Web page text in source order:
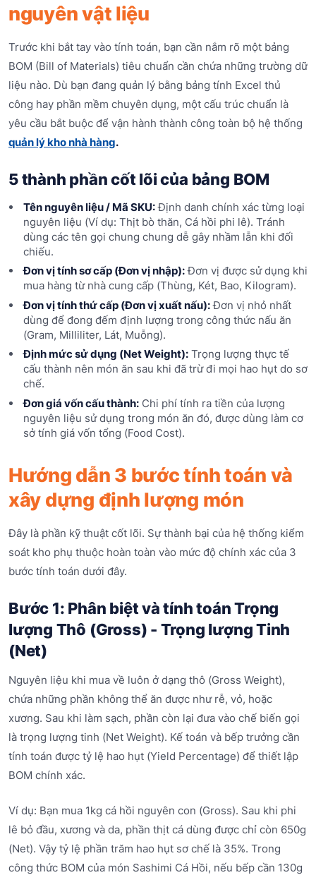
nguyên vật liệu
Trước khi bắt tay vào tính toán, bạn cần nắm rõ một bảng
BOM (Bill of Materials) tiêu chuẩn cần chứa những trường dữ
liệu nào. Dù bạn đang quản lý bằng bảng tính Excel thủ
công hay phần mềm chuyên dụng, một cấu trúc chuẩn là
yêu cầu bắt buộc để vận hành thành công toàn bộ hệ thống
quản lý kho nhà hàng.
5 thành phần cốt lõi của bảng BOM
Tên nguyên liệu / Mã SKU:Định danh chính xác từng loại
nguyên liệu (Ví dụ: Thịt bò thăn, Cá hồi phi lê). Tránh
dùng các tên gọi chung chung dễ gây nhầm lẫn khi đối
chiếu.
Đơn vị tính sơ cấp (Đơn vị nhập):Đơn vị được sử dụng khi
mua hàng từ nhà cung cấp (Thùng, Két, Bao, Kilogram).
Đơn vị tính thứ cấp (Đơn vị xuất nấu):Đơn vị nhỏ nhất
dùng để đong đếm định lượng trong công thức nấu ăn
(Gram, Milliliter, Lát, Muỗng).
Định mức sử dụng (Net Weight):Trọng lượng thực tế
cấu thành nên món ăn sau khi đã trừ đi mọi hao hụt do sơ
chế.
Đơn giá vốn cấu thành:Chi phí tính ra tiền của lượng
nguyên liệu sử dụng trong món ăn đó, được dùng làm cơ
sở tính giá vốn tổng (Food Cost).
Hướng dẫn 3 bước tính toán và
xây dựng định lượng món
Đây là phần kỹ thuật cốt lõi. Sự thành bại của hệ thống kiểm
soát kho phụ thuộc hoàn toàn vào mức độ chính xác của 3
bước tính toán dưới đây.
Bước 1: Phân biệt và tính toán Trọng
lượng Thô (Gross) - Trọng lượng Tinh
(Net)
Nguyên liệu khi mua về luôn ở dạng thô (Gross Weight),
chứa những phần không thể ăn được như rễ, vỏ, hoặc
xương. Sau khi làm sạch, phần còn lại đưa vào chế biến gọi
là trọng lượng tinh (Net Weight). Kế toán và bếp trưởng cần
tính toán được tỷ lệ hao hụt (Yield Percentage) để thiết lập
BOM chính xác.
Ví dụ: Bạn mua 1kg cá hồi nguyên con (Gross). Sau khi phi
lê bỏ đầu, xương và da, phần thịt cá dùng được chỉ còn 650g
(Net). Vậy tỷ lệ phần trăm hao hụt sơ chế là 35%. Trong
công thức BOM của món Sashimi Cá Hồi, nếu bếp cần 130g